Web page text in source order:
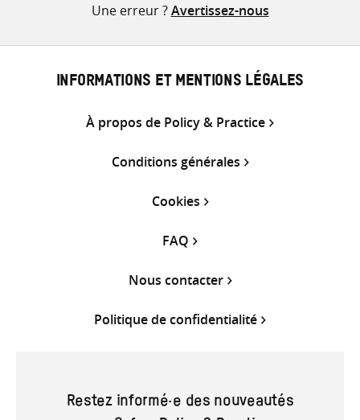
Une erreur ?Avertissez-nous
INFORMATIONS ET MENTIONS LÉGALES
À propos de Policy & Practice
Conditions générales
Cookies
FAQ
Nous contacter
Politique de confidentialité
Restez informé·e des nouveautés